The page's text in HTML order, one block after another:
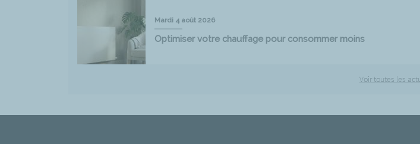
Mardi 4 août 2026
Optimiser votre chauffage pour consommer moins
Voir toutes les